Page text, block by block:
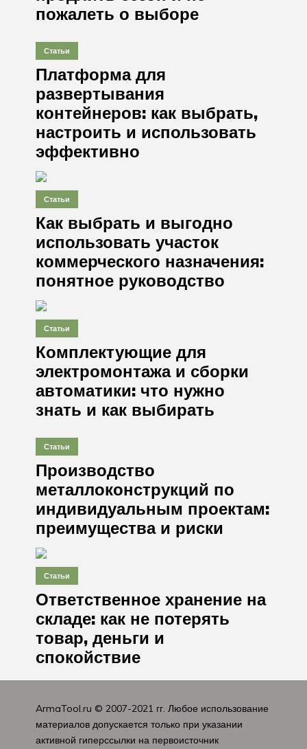
пожалеть о выборе
Статьи
Платформа для
развертывания
контейнеров: как выбрать,
настроить и использовать
эффективно
Статьи
Как выбрать и выгодно
использовать участок
коммерческого назначения:
понятное руководство
Статьи
Комплектующие для
электромонтажа и сборки
автоматики: что нужно
знать и как выбирать
Статьи
Производство
металлоконструкций по
индивидуальным проектам:
преимущества и риски
Статьи
Ответственное хранение на
складе: как не потерять
товар, деньги и
спокойствие
ArmaTool.ru © 2007-2021 гг. Любое использование
материалов допускается только при указании
активной гиперссылки на первоисточник